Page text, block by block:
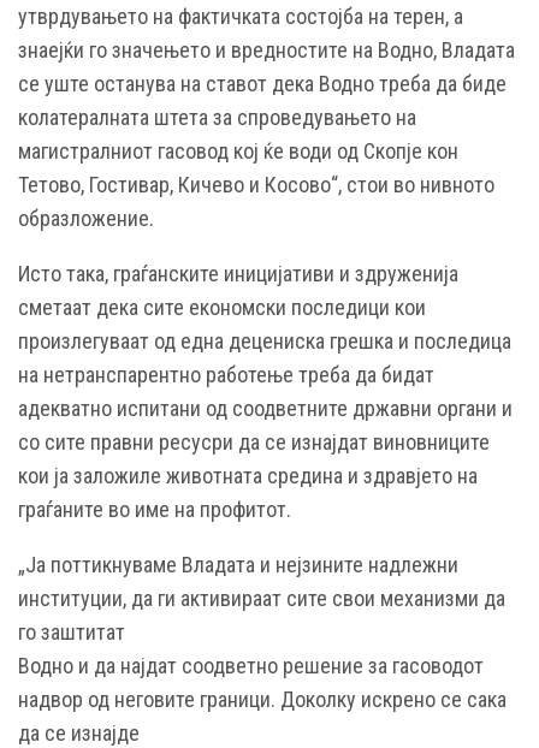
утврдувањето на фактичката состојба на терен, а
знаејќи го значењето и вредностите на Водно, Владата
се уште останува на ставот дека Водно треба да биде
колатералната штета за спроведувањето на
магистралниот гасовод кој ќе води од Скопје кон
Тетово, Гостивар, Кичево и Косово“, стои во нивното
образложение.
Исто така, граѓанските иницијативи и здруженија
сметаат дека сите економски последици кои
произлегуваат од една децениска грешка и последица
на нетранспарентно работење треба да бидат
адекватно испитани од соодветните државни органи и
со сите правни ресусри да се изнајдат виновниците
кои ја заложиле животната средина и здравјето на
граѓаните во име на профитот.
„Ја поттикнуваме Владата и нејзините надлежни
институции, да ги активираат сите свои механизми да
го заштитат
Водно и да најдат соодветно решение за гасоводот
надвор од неговите граници. Доколку искрено се сака
да се изнајде